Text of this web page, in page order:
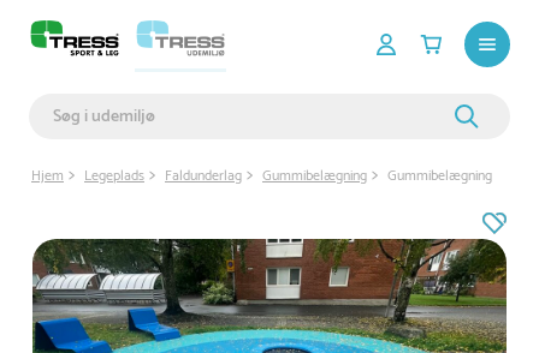
Hjem Legeplads Faldunderlag Gummibelægning Gummibelægning